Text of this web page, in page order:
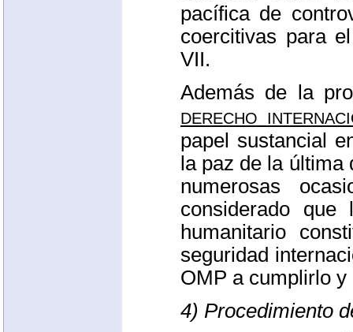
pacífica de
coercitivas para
VII.
Además de la
derecho
papel sustancial
la paz de la
numerosas
considerado que
humanitario
seguridad
OMP a cumplirlo y
4) Procedimiento